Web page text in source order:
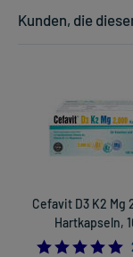
Kunden, die
Cefavit D3 K2 Mg
Hartkapseln,